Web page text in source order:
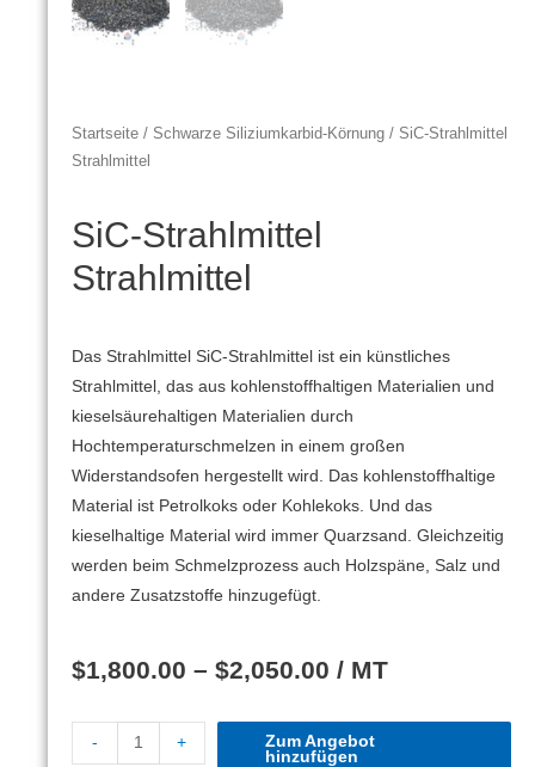
Startseite / Schwarze Siliziumkarbid-Körnung / SiC-Strahlmittel
Strahlmittel
SiC-Strahlmittel
Strahlmittel
Das Strahlmittel SiC-Strahlmittel ist ein künstliches
Strahlmittel, das aus kohlenstoffhaltigen Materialien und
kieselsäurehaltigen Materialien durch
Hochtemperaturschmelzen in einem großen
Widerstandsofen hergestellt wird. Das kohlenstoffhaltige
Material ist Petrolkoks oder Kohlekoks. Und das
kieselhaltige Material wird immer Quarzsand. Gleichzeitig
werden beim Schmelzprozess auch Holzspäne, Salz und
andere Zusatzstoffe hinzugefügt.
$1,800.00 – $2,050.00 / MT
- +
Zum Angebot
hinzufügen